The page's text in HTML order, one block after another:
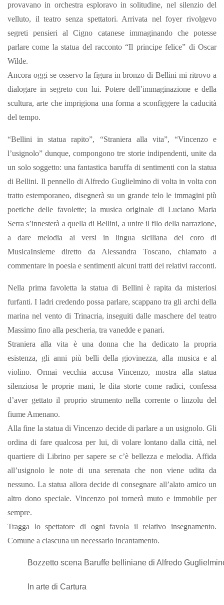
provavano in orchestra esploravo in solitudine, nel silenzio del
velluto, il teatro senza spettatori. Arrivata nel foyer rivolgevo
segreti pensieri al Cigno catanese immaginando che potesse
parlare come la statua del racconto “Il principe felice” di Oscar
Wilde.
Ancora oggi se osservo la figura in bronzo di Bellini mi ritrovo a
dialogare in segreto con lui. Potere dell’immaginazione e della
scultura, arte che imprigiona una forma a sconfiggere la caducità
del tempo.
“Bellini in statua rapito”, “Straniera alla vita”, “Vincenzo e
l’usignolo” dunque, compongono tre storie indipendenti, unite da
un solo soggetto: una fantastica baruffa di sentimenti con la statua
di Bellini. Il pennello di Alfredo Guglielmino di volta in volta con
tratto estemporaneo, disegnerà su un grande telo le immagini più
poetiche delle favolette; la musica originale di Luciano Maria
Serra s’innesterà a quella di Bellini, a unire il filo della narrazione,
a dare melodia ai versi in lingua siciliana del coro di
MusicaInsieme diretto da Alessandra Toscano, chiamato a
commentare in poesia e sentimenti alcuni tratti dei relativi racconti.
Nella prima favoletta la statua di Bellini è rapita da misteriosi
furfanti. I ladri credendo possa parlare, scappano tra gli archi della
marina nel vento di Trinacria, inseguiti dalle maschere del teatro
Massimo fino alla pescheria, tra vanedde e panari.
Straniera alla vita è una donna che ha dedicato la propria
esistenza, gli anni più belli della giovinezza, alla musica e al
violino. Ormai vecchia accusa Vincenzo, mostra alla statua
silenziosa le proprie mani, le dita storte come radici, confessa
d’aver gettato il proprio strumento nella corrente o linzolu del
fiume Amenano.
Alla fine la statua di Vincenzo decide di parlare a un usignolo. Gli
ordina di fare qualcosa per lui, di volare lontano dalla città, nel
quartiere di Librino per sapere se c’è bellezza e melodia. Affida
all’usignolo le note di una serenata che non viene udita da
nessuno. La statua allora decide di consegnare all’alato amico un
altro dono speciale. Vincenzo poi tornerà muto e immobile per
sempre.
Tragga lo spettatore di ogni favola il relativo insegnamento.
Comune a ciascuna un necessario incantamento.
Bozzetto scena Baruffe belliniane di Alfredo
In arte di Cartura